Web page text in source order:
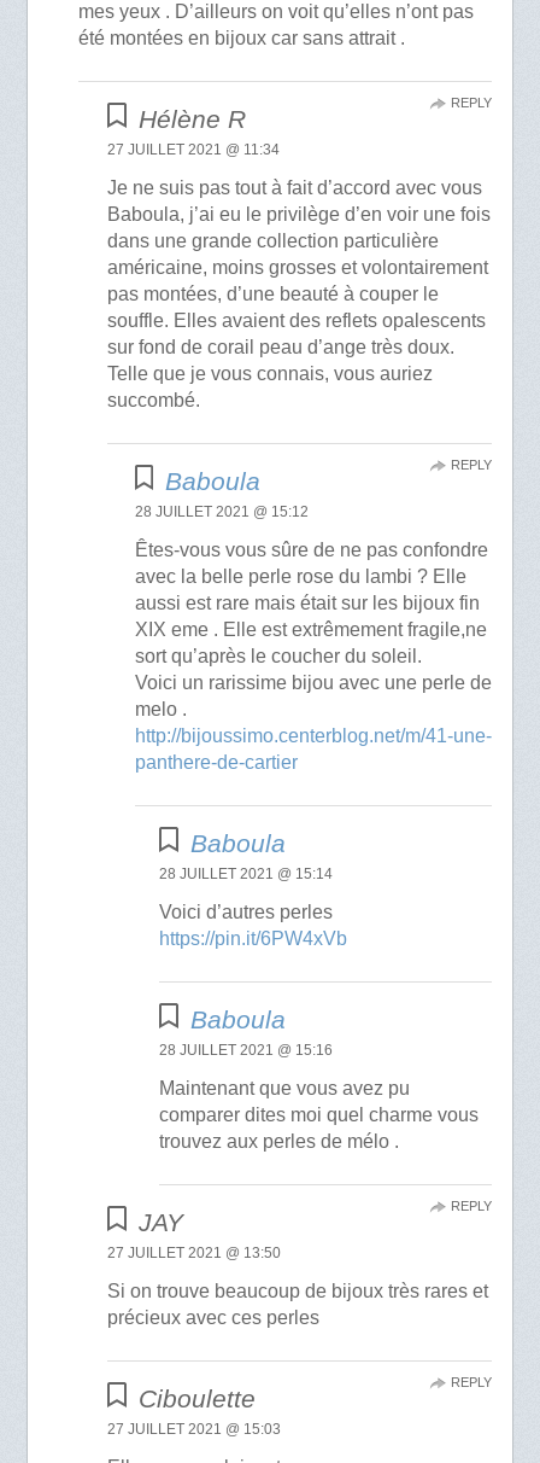
mes yeux . D’ailleurs on voit qu’elles n’ont pas
été montées en bijoux car sans attrait .
Hélène R
27 JUILLET 2021 @ 11:34
Je ne suis pas tout à fait d’accord avec vous
Baboula, j’ai eu le privilège d’en voir une fois
dans une grande collection particulière
américaine, moins grosses et volontairement
pas montées, d’une beauté à couper le
souffle. Elles avaient des reflets opalescents
sur fond de corail peau d’ange très doux.
Telle que je vous connais, vous auriez
succombé.
REPLY
Baboula
28 JUILLET 2021 @ 15:12
Êtes-vous vous sûre de ne pas confondre
avec la belle perle rose du lambi ? Elle
aussi est rare mais était sur les bijoux fin
XIX eme . Elle est extrêmement fragile,ne
sort qu’après le coucher du soleil.
Voici un rarissime bijou avec une perle de
melo .
http://bijoussimo.centerblog.net/m/41-une-
panthere-de-cartier
REPLY
Baboula
28 JUILLET 2021 @ 15:14
Voici d’autres perles
https://pin.it/6PW4xVb
Baboula
28 JUILLET 2021 @ 15:16
Maintenant que vous avez pu
comparer dites moi quel charme vous
trouvez aux perles de mélo .
JAY
27 JUILLET 2021 @ 13:50
Si on trouve beaucoup de bijoux très rares et
précieux avec ces perles
REPLY
Ciboulette
27 JUILLET 2021 @ 15:03
REPLY